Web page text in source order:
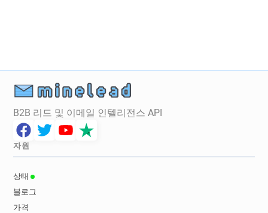
B2B 리드 및 이메일 인텔리전스 API
자원
상태
블로그
가격